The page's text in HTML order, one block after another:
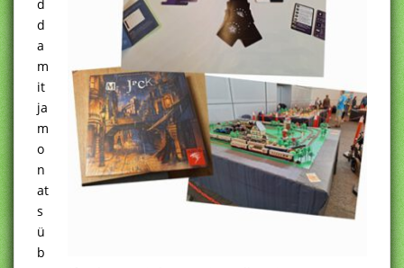
d
d
a
m
it
ja
m
o
n
at
s
ü
b